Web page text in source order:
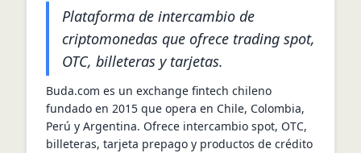
Plataforma de intercambio de
criptomonedas que ofrece trading spot,
OTC, billeteras y tarjetas.
Buda.com es un exchange fintech chileno
fundado en 2015 que opera en Chile, Colombia,
Perú y Argentina. Ofrece intercambio spot, OTC,
billeteras, tarjeta prepago y productos de crédito